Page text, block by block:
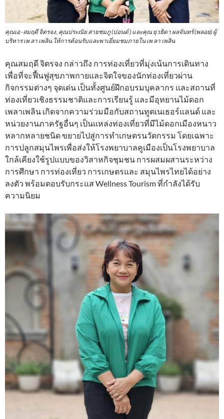
คุณเอ -สมฤดี จิตรจง, คุณประณัย สายชมภู (ปอนด์ ) และคุณ ยุวธิดา ผลจันทร์ (พลอย) ผู้
บริหาร เพ ลา เพลิน ให้การต้อนรับและพาเยี่ยมชมภายใน เพ ลา เพลิน
คุณสมฤดี จิตรจง กล่าวถึง การท่องเที่ยวที่มุ่งเน้นการเดินทาง
เพื่อที่จะฟื้นฟูสุขภาพกายและจิตใจของนักท่องเที่ยวผ่าน
กิจกรรมต่างๆ จุดเด่น เป็นทั้งศูนย์ฝึกอบรมบุคลากร และสถานที่
ท่องเที่ยวเชิงธรรมชาติและการเรียนรู้ และมีอุทยานไม้ดอก
เพลาเพลิน เกิดจากความร่วมมือกับสถานทูตเนเธอร์แลนด์ และ
หน่วยงานภาครัฐอื่นๆ เป็นแหล่งท่องเที่ยวที่มีไม้ดอกเมืองหนาว
หลากหลายชนิด ขยายไปสู่การทำเกษตรนวัตกรรม โดยเฉพาะ
การปลูกสมุนไพรเพื่อส่งให้โรงพยาบาลคูเมืองเป็นโรงพยาบาล
ใกล้เคียงใช้รูปแบบของวิสาหกิจชุมชน การผสมผสานระหว่าง
การศึกษา การท่องเที่ยว การเกษตรและ สมุนไพรไทยได้อย่าง
ลงตัว พร้อมตอบรับกระแส Wellness Tourism ที่กำลังได้รับ
ความนิยม